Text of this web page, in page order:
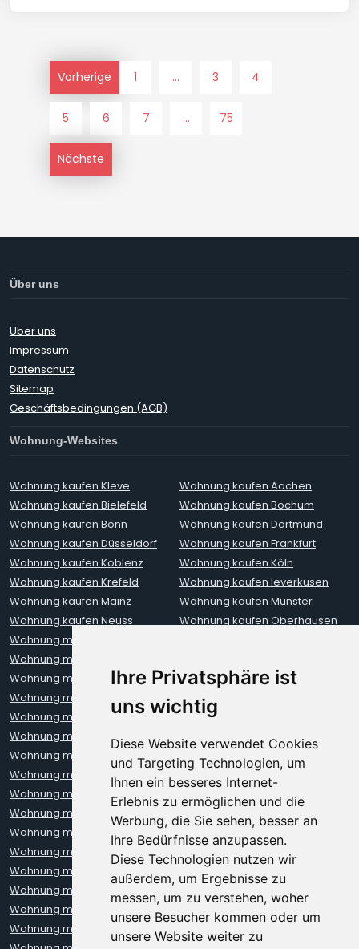
Ihre Privatsphäre ist
uns wichtig
Diese Website verwendet Cookies
und Targeting Technologien, um
Ihnen ein besseres Internet-
Erlebnis zu ermöglichen und die
Werbung, die Sie sehen, besser an
Ihre Bedürfnisse anzupassen.
Diese Technologien nutzen wir
außerdem, um Ergebnisse zu
messen, um zu verstehen, woher
unsere Besucher kommen oder um
unsere Website weiter zu
Vorherige 1 ... 3 4
5 6 7 ... 75
Nächste
Über uns
Über uns
Impressum
Datenschutz
Sitemap
Geschäftsbedingungen (AGB)
Wohnung-Websites
Wohnung kaufen Kleve
Wohnung kaufen Aachen
Wohnung kaufen Bielefeld
Wohnung kaufen Bochum
Wohnung kaufen Bonn
Wohnung kaufen Dortmund
Wohnung kaufen Düsseldorf
Wohnung kaufen Frankfurt
Wohnung kaufen Koblenz
Wohnung kaufen Köln
Wohnung kaufen Krefeld
Wohnung kaufen leverkusen
Wohnung kaufen Mainz
Wohnung kaufen Münster
Wohnung kaufen Neuss
Wohnung kaufen Oberhausen
Wohnung mieten Aachen
Wohnung mieten Berlin
Wohnung mieten Bochum
Wohnung mieten Bonn
Wohnung mieten Bremen
Wohnung mieten Darmstadt
Wohnung mieten Dortmund
Wohnung mieten Dresden
Wohnung mieten Erfurt
Wohnung mieten Frankfurt
Wohnung mieten Freiburg
Wohnung mieten Hamburg
Wohnung mieten Hannover
Wohnung mieten Heidelberg
Wohnung mieten Karlsruhe
Wohnung mieten Kiel
Wohnung mieten Kleve
Wohnung mieten Koblenz
Wohnung mieten Köln
Wohnung mieten Krefeld
Wohnung mieten Leipzig
Wohnung mieten Leverkusen
Wohnung mieten Lübeck
Wohnung mieten Mainz
Wohnung mieten Mannheim
Wohnung mieten München
Wohnung mieten Münster
Wohnung mieten Neuss
Wohnung mieten Nürnberg
Wohnung mieten Oberhausen